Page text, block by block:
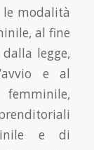
modalità
al fine
legge,
e al
femminile,
e di